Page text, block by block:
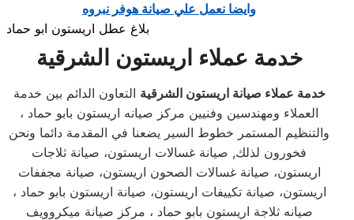
وايضا نعمل علي صيانة هوفر نبروه
بلاغ عطل اريستون ابو حماد
خدمة عملاء اريستون الشرقية
خدمة عملاء صيانة اريستون الشرقية التعاون الدائم بين خدمة
العملاء ومهندسين وفنيين مركز صيانه اريستون بابو حماد ،
والتنظيم المستمر خطوط السير يضعنا في المقدمة دائما ونحن
فخورون لذلك, صيانة غسالات اريستون، صيانة ثلاجات
اريستون، صيانة غسالات الصحون اريستون، صيانة مجففات
اريستون، صيانة تكييفات اريستون، صيانة اريستون بابو حماد ،
صيانه ثلاجة اريستون بابو حماد ، مركز صيانة ميكروويف